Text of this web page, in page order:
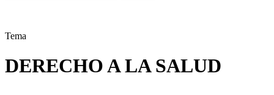
Tema
DERECHO A LA SALUD